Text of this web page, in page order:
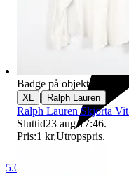
5.0
Badge på objektet:
XL | Ralph Lauren
Ralph Lauren Skjorta
Sluttid23 aug 17:46.
Pris:1 kr,Utropspris.